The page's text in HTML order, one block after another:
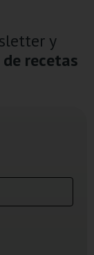
y
recetas